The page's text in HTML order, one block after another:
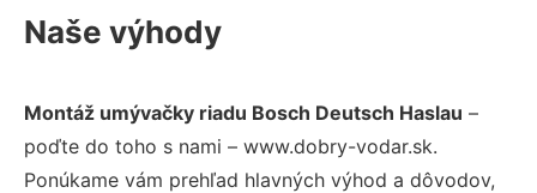
Naše výhody
Montáž umývačky riadu Bosch Deutsch Haslau –
poďte do toho s nami – www.dobry-vodar.sk.
Ponúkame vám prehľad hlavných výhod a dôvodov,